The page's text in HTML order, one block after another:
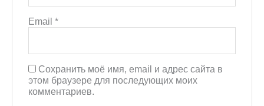
Email*
Сохранить моё имя, email и адрес сайта в
этом браузере для последующих моих
комментариев.